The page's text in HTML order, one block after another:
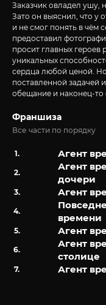
Заказчик овладел ушу,
Зато он выяснил, что у
и не смог понять в чём
предоставил
просит главных героев
уникальных
сердца любой ценой.
поставленной задачей
обещание и наконец-то
Франшиза
Все части по порядку
Агент
Агент
дочери
Агент
времени
Агент
Агент
столице
Агент